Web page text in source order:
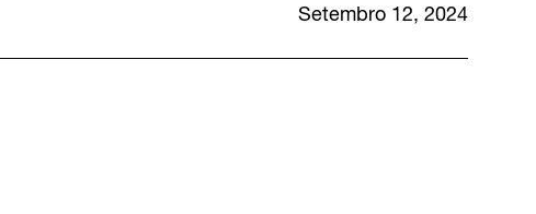
Setembro 12, 2024